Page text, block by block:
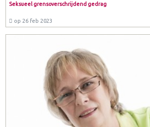
Seksueel grensoverschrijdend gedrag
op 26 feb 2023